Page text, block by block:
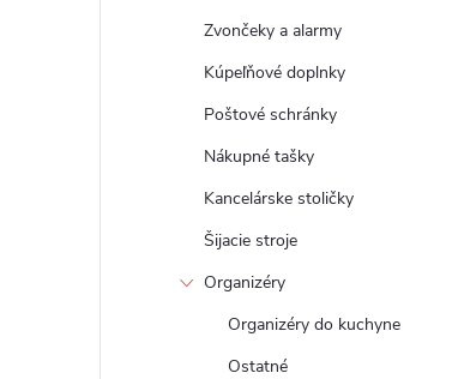
Zvončeky a alarmy
Kúpeľňové doplnky
Poštové schránky
Nákupné tašky
Kancelárske stoličky
Šijacie stroje
Organizéry
Organizéry do kuchyne
Ostatné